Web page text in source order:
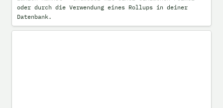
oder durch die Verwendung eines Rollups in deiner
Datenbank.